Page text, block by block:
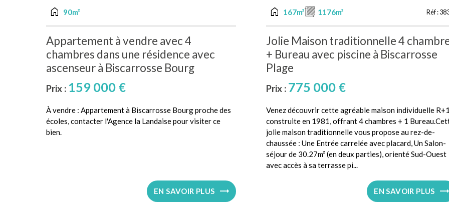
home 90m²
Appartement à vendre avec 4
chambres dans une résidence avec
ascenseur à Biscarrosse Bourg
Prix : 159 000 €
À vendre : Appartement à Biscarrosse Bourg proche des
écoles, contacter l'Agence la Landaise pour visiter ce
bien.
EN SAVOIR PLUS
home 167m² 1176m² Réf :
Jolie Maison traditionnelle 4
+ Bureau avec piscine à Biscarrosse
Plage
Prix : 775 000 €
Venez découvrir cette agréable maison individuelle R+1
construite en 1981, offrant 4 chambres + 1
jolie maison traditionnelle vous propose au rez-de-
chaussée : Une Entrée carrelée avec placard, Un Salon-
séjour de 30.27m² (en deux parties), orienté Sud-Ouest
avec accès à sa terrasse pi...
EN SAVOIR PLUS